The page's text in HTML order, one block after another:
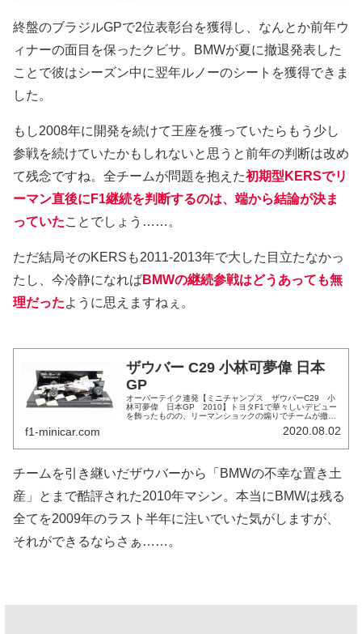
終盤のブラジルGPで2位表彰台を獲得し、なんとか前年ウ
ィナーの面目を保ったクビサ。BMWが夏に撤退発表した
ことで彼はシーズン中に翌年ルノーのシートを獲得できま
した。
もし2008年に開発を続けて王座を獲っていたらもう少し
参戦を続けていたかもしれないと思うと前年の判断は改め
て残念ですね。全チームが問題を抱えた初期型KERSでリ
ーマン直後にF1継続を判断するのは、端から結論が決ま
っていたことでしょう……。
ただ結局そのKERSも2011-2013年で大した目立たなかっ
たし、今冷静になればBMWの継続参戦はどうあっても無
理だったように思えますねぇ。
ザウバー C29 小林可夢偉 日本
GP
オーバーテイク連発【ミニチャンプス ザウバーC29 小
林可夢偉 日本GP 2010】トヨタF1で華々しいデビュー
を飾ったものの、リーマンショックの煽りでチームが撤退
f1-minicar.com 2020.08.02
チームを引き継いだザウバーから「BMWの不幸な置き土
産」とまで酷評された2010年マシン。本当にBMWは残る
全てを2009年のラスト半年に注いでいた気がしますが、
それができるならさぁ……。